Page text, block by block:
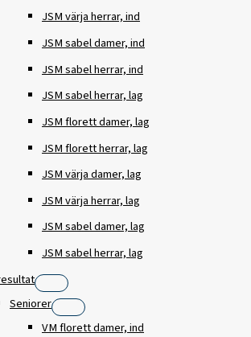
JSM värja herrar, ind
JSM sabel damer, ind
JSM sabel herrar, ind
JSM sabel herrar, lag
JSM florett damer, lag
JSM florett herrar, lag
JSM värja damer, lag
JSM värja herrar, lag
JSM sabel damer, lag
JSM sabel herrar, lag
Seniorer
VM florett damer, ind